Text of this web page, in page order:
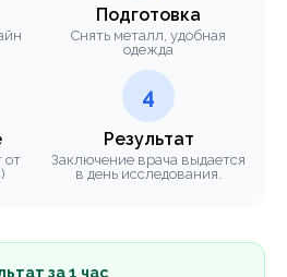
Подготовка
Снять металл, удобная
одежда
от
4
Результат
Заключение врача выдается
в день исследования.
за 1 час